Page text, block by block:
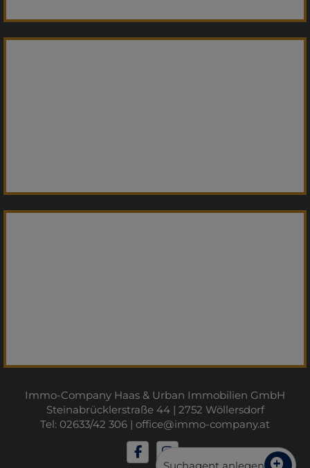
Immo-Company Haas & Urban Immobilien GmbH
Steinabrücklerstraße 44 | 2752 Wöllersdorf
Tel: 02633/42 306 | office@immo-company.at
Suchagent anlegen